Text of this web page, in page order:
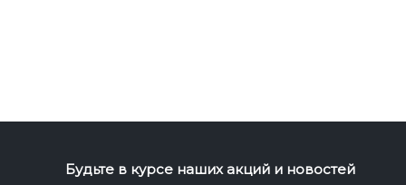
Будьте в курсе наших акций и новостей